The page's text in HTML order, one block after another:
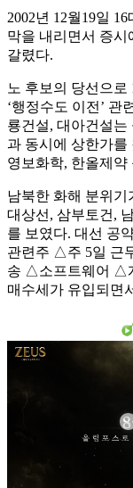
2002년 12월19일
막을 내리면서 증시
갈렸다.
노 후보의 당선으로
‘행정수도 이전’ 관
룡건설, 대아건설
과 동시에 상한가를
영보화학, 한올제약
남북한 화해 분위기
대상선, 삼부토건,
를 보였다. 대선 공
관련주 △주 5일 근
송 △소프트웨어 △
매수세가 유입되면